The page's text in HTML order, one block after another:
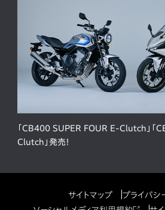
「CB400 SUPER FOUR E-Clutch」「
Clutch」発売！
サイトマップ
プライバシ